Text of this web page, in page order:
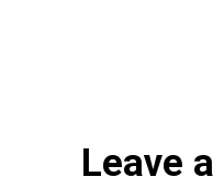
Leave